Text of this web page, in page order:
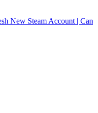
New Steam Account | Can